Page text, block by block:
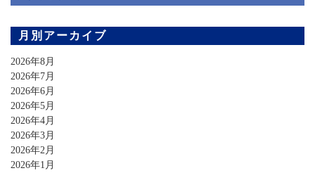
月別アーカイブ
2026年8月
2026年7月
2026年6月
2026年5月
2026年4月
2026年3月
2026年2月
2026年1月